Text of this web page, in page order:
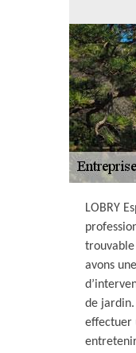
LOBRY
trouvable
avons
de jardin.
effectuer